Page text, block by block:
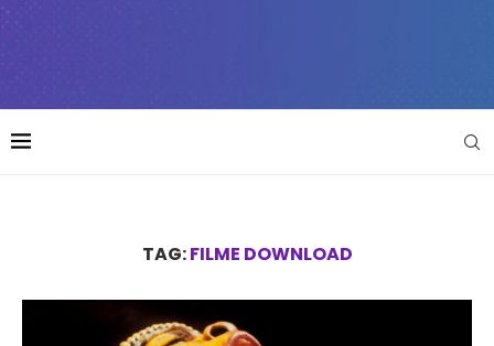
TAG:FILME DOWNLOAD